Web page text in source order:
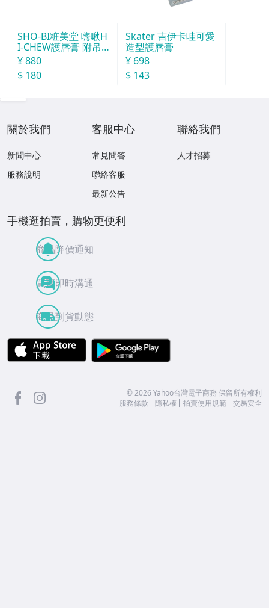
SHO-BI粧美堂 嗨啾H
I-CHEW護唇膏 附吊
飾(款式隨機)
¥ 880
$ 180
Skater 吉伊卡哇可愛
造型護唇膏
¥ 698
$ 143
關於我們
新聞中心
服務說明
客服中心
常見問答
聯絡客服
最新公告
聯絡我們
人才招募
手機逛拍賣，購物更便利
商品降價通知
買賣即時溝通
商品到貨動態
APP Store
facebook ©2026 Yahoo台灣電子商務 保留所有權利
服務條款
隱私權 拍賣使用規範 交易安全